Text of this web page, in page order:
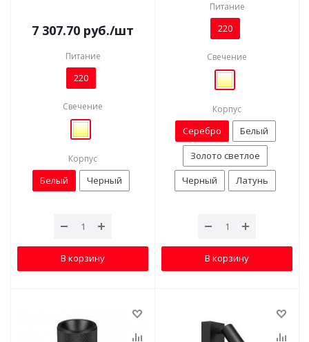
7 307.70 руб./шт
Питание
220
Свечение
Корпус
Белый Черный
В корзину
Питание
220
Свечение
Корпус
Серебро
Белый
Золото светлое
Черный
Латунь
В корзину